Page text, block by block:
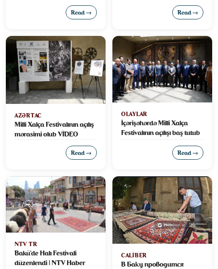
Read → Read →
AZƏRTAC
Milli Xalça Festivalının açılış
mərasimi olub VİDEO
Read →
OLAYLAR
İçərişəhərdə Milli Xalça
Festivalının açılışı baş tutub
Read →
NTV TR
Bakü'de Halı Festivali
düzenlendi | NTV Haber
CALIBER
В Баку проводится